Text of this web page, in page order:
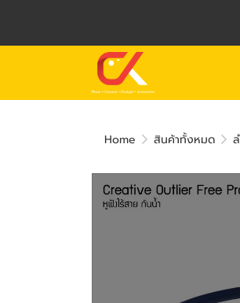
Home สินค้าทั้งหมด